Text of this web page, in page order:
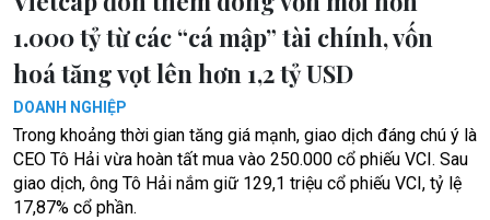
1.000 tỷ từ các “cá mập” tài chính, vốn
hoá tăng vọt lên hơn 1,2 tỷ USD
DOANH NGHIỆP
Trong khoảng thời gian tăng giá mạnh, giao dịch đáng chú ý là
CEO Tô Hải vừa hoàn tất mua vào 250.000 cổ phiếu VCI. Sau
giao dịch, ông Tô Hải nắm giữ 129,1 triệu cổ phiếu VCI, tỷ lệ
17,87% cổ phần.